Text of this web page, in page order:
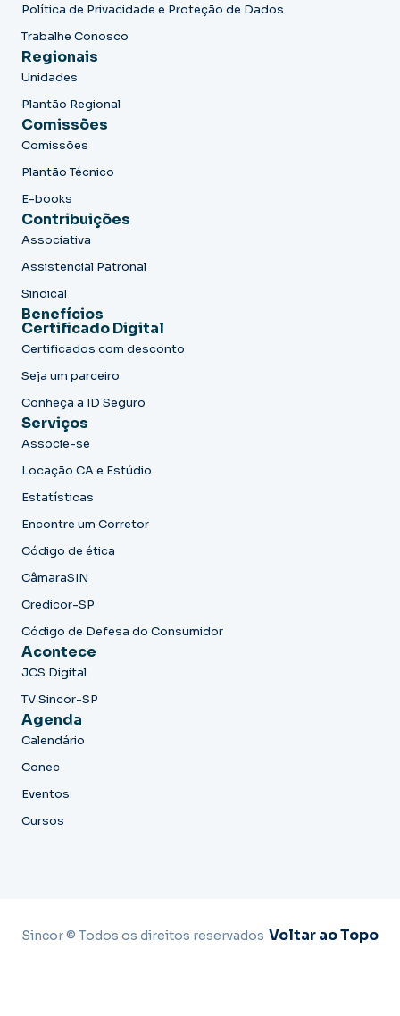
Política de Privacidade e Proteção de Dados
Trabalhe Conosco
Regionais
Unidades
Plantão Regional
Comissões
Comissões
Plantão Técnico
E-books
Contribuições
Associativa
Assistencial Patronal
Sindical
Benefícios
Certificado Digital
Certificados com desconto
Seja um parceiro
Conheça a ID Seguro
Serviços
Associe-se
Locação CA e Estúdio
Estatísticas
Encontre um Corretor
Código de ética
CâmaraSIN
Credicor-SP
Código de Defesa do Consumidor
Acontece
JCS Digital
TV Sincor-SP
Agenda
Calendário
Conec
Eventos
Cursos
Sincor © Todos os direitos reservados Voltar ao Topo